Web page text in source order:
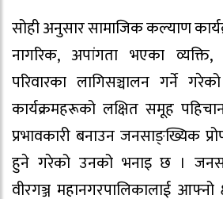
सोही अनुसार सामाजिक कल्याण
नागरिक, अपांगता भएका
परिवारका लागिसञ्चालन गर्ने
कार्यक्रमहरूको लक्षित समूह
प्रभावकारी बनाउन जनसाङ्ख्यिक
हुने गरेको उनको भनाइ छ ।
वीरगञ्ज महानगरपालिकालाई